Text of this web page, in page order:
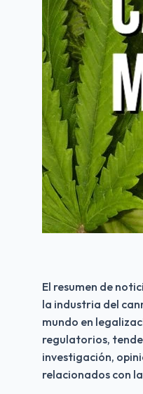
El resumen de
la industria del
mundo en
regulatorios,
investigación,
relacionados con